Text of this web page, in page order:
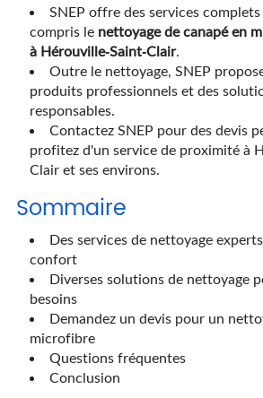
SNEP offre des services
compris le nettoyage de canapé en
à Hérouville-Saint-Clair.
Outre le nettoyage, SNEP
produits professionnels et des
responsables.
Contactez SNEP pour des devis
profitez d'un service de proximité à
Clair et ses environs.
Sommaire
Des services de nettoyage
confort
Diverses solutions de nettoyage
besoins
Demandez un devis pour un
microfibre
Questions fréquentes
Conclusion